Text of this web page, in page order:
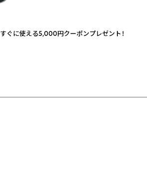
すぐに使える5,000円クーポンプレゼント！